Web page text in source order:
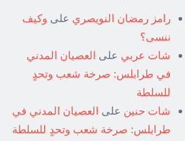
رامز رمضان النويصري على وكيف
ننسى؟
شات عربي على العصيان المدني
في طرابلس: صرخة شعب وتحدٍ
للسلطة
شات حنين على العصيان المدني في
طرابلس: صرخة شعب وتحدٍ للسلطة